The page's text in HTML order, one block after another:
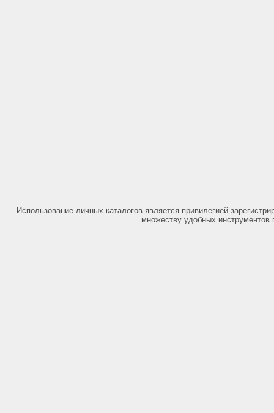
Использование личных каталогов является привилегией
множеству удобных